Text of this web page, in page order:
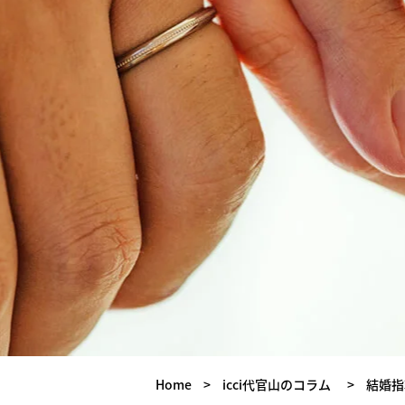
Home > icci代官山のコラム > 結婚